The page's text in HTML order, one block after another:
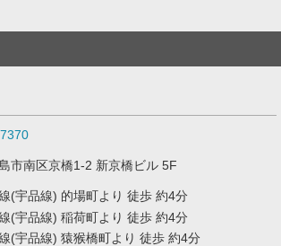
市南区京橋1-2 新京橋ビル 5F
(宇品線) 的場町より 徒歩 約4分
(宇品線) 稲荷町より 徒歩 約4分
(宇品線) 猿猴橋町より 徒歩 約4分